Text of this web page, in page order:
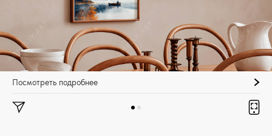
Посмотреть подробнее